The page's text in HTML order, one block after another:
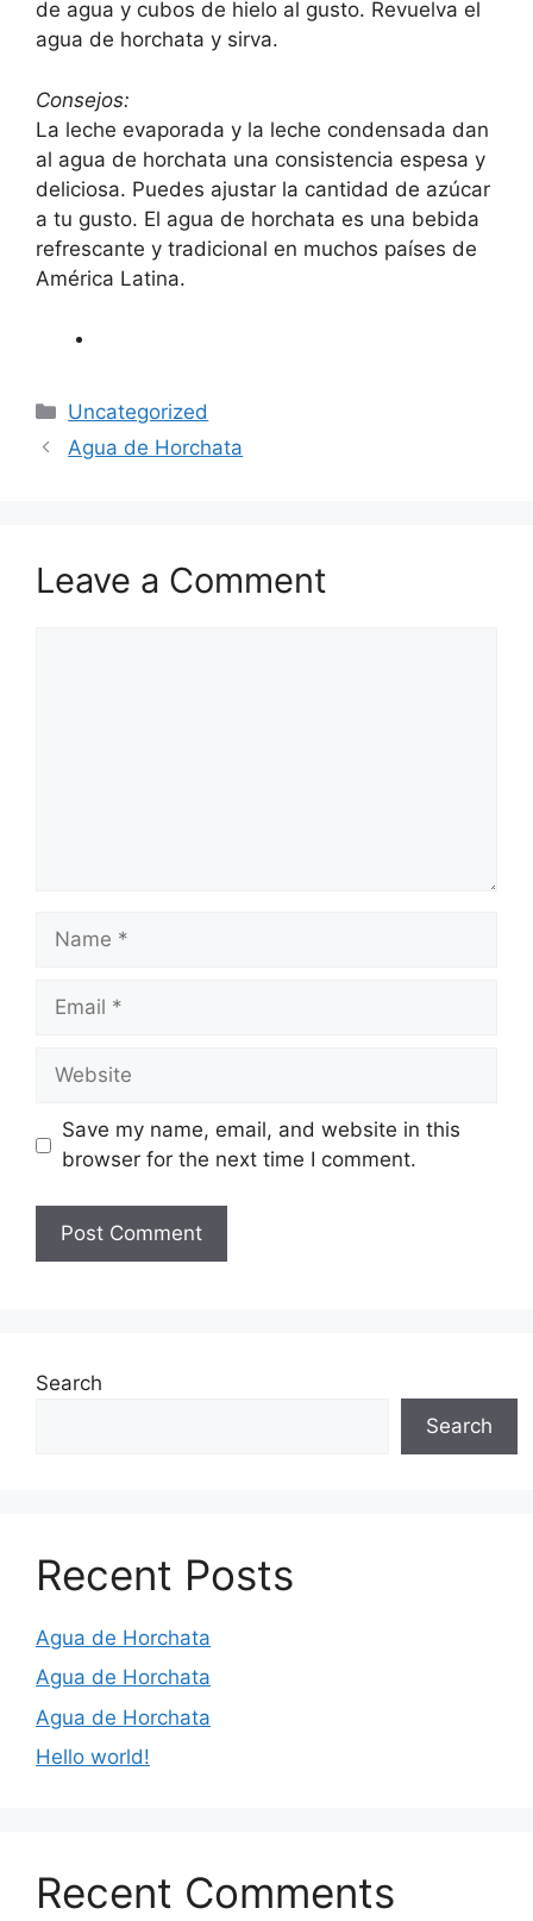
de agua y cubos de hielo al gusto. Revuelva el
agua de horchata y sirva.
Consejos:
La leche evaporada y la leche condensada dan
al agua de horchata una consistencia espesa y
deliciosa. Puedes ajustar la cantidad de azúcar
a tu gusto. El agua de horchata es una bebida
refrescante y tradicional en muchos países de
América Latina.
Categories
Uncategorized
Agua de Horchata
Leave a Comment
Name
Email
Website
Save my name, email, and website in this
browser for the next time I comment.
Search
Search
Recent Posts
Agua de Horchata
Agua de Horchata
Agua de Horchata
Hello world!
Recent Comments